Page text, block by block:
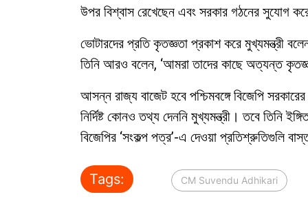
উপর বিশ্বাস রেখেছেন এবং সরকার গঠনের সুযোগ
ভোটারদের প্রতি কৃতজ্ঞতা প্রকাশ করে মুখ্যমন্ত্রী
তিনি আরও বলেন, ‘আমরা তাদের কাছে অত্যন্ত
আসন্ন রাজ্য বাজেট হবে পশ্চিমবঙ্গে বিজেপি
নির্দিষ্ট কোনও তথ্য দেননি মুখ্যমন্ত্রী। তবে তিনি
বিজেপির ‘সংকল্প পত্র’-এ দেওয়া প্রতিশ্রুতিগুলি
Tags: CM Suvendu Adhikari